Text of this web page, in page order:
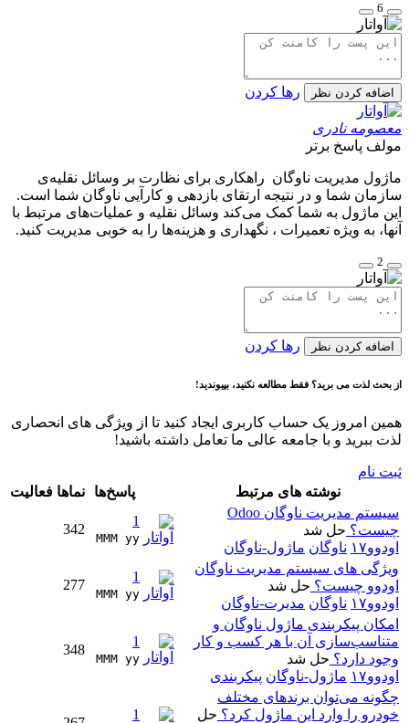
6
اضافه کردن نظر رها کردن
معصومه نادری
مولف پاسخ برتر
ماژول مدیریت ناوگان راهکاری برای نظارت بر وسائل نقلیه‌ی
سازمان شما و در نتیجه ارتقای بازدهی و کارآیی ناوگان شما است.
این ماژول به شما کمک می‌کند وسائل نقلیه‌ و عملیات‌های مرتبط با
آنها، به ویژه تعمیرات ، نگهداری و هزینه‌ها را به خوبی مدیریت کنید.
2
اضافه کردن نظر رها کردن
از بحث لذت می برید؟ فقط مطالعه نکنید، بپیوندید!
همین امروز یک حساب کاربری ایجاد کنید تا از ویژگی های انحصاری
لذت ببرید و با جامعه عالی ما تعامل داشته باشید!
ثبت نام
نوشته های مرتبط
پاسخ‌ها نماها فعالیت
سیستم مدیریت ناوگان Odoo
چیست؟ حل شد
اودوو۱۷
ناوگان ماژول-ناوگان
1
MMM yy
342
ویژگی های سیستم مدیریت ناوگان
اودوو چیست؟ حل شد
اودوو۱۷
ناوگان مدیرت-ناوگان
1
MMM yy
277
امکان پیکربندی ماژول ناوگان و
متناسب‌سازی آن با هر کسب و کار
وجود دارد؟ حل شد
اودوو۱۷
ماژول-ناوگان پیکربندی
1
MMM yy
348
چگونه می‌توان برندهای مختلف
خودرو را وارد این ماژول کرد؟ حل
1